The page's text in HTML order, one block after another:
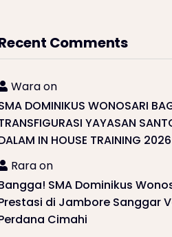
Comments
Waraon
DOMINIKUS WONOSARI
YAYASAN
IN HOUSE TRAINING 2026
Raraon
SMA Dominikus
di Jambore Sanggar
Cimahi